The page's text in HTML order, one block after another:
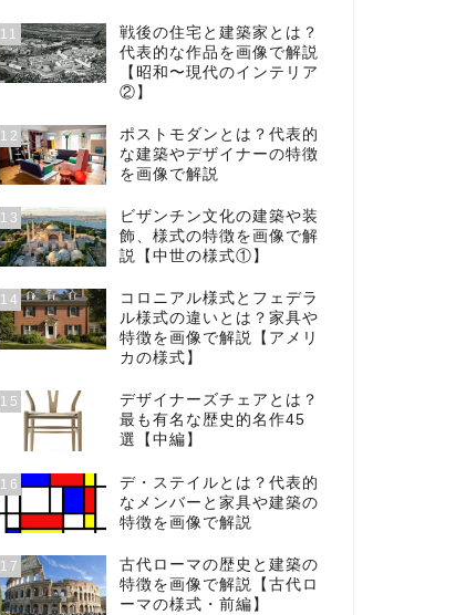
11
戦後の住宅と建築家とは？
代表的な作品を画像で解説
【昭和〜現代のインテリア
②】
12
ポストモダンとは？代表的
な建築やデザイナーの特徴
を画像で解説
13
ビザンチン文化の建築や装
飾、様式の特徴を画像で解
説【中世の様式①】
14
コロニアル様式とフェデラ
ル様式の違いとは？家具や
特徴を画像で解説【アメリ
カの様式】
15
デザイナーズチェアとは？
最も有名な歴史的名作45
選【中編】
16
デ・ステイルとは？代表的
なメンバーと家具や建築の
特徴を画像で解説
17
古代ローマの歴史と建築の
特徴を画像で解説【古代ロ
ーマの様式・前編】